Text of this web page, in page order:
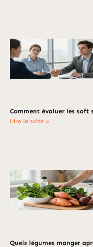
Comment évaluer les soft
Lire la suite »
Quels légumes manger